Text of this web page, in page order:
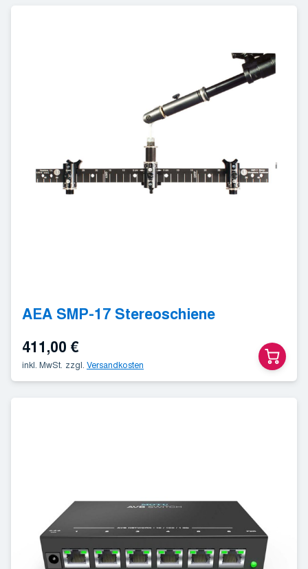
AEA SMP-17 Stereoschiene
411,00 €
inkl. MwSt. zzgl. Versandkosten